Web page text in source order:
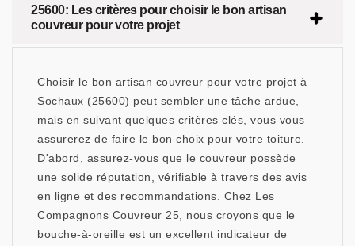
25600: Les critères pour choisir le bon artisan
couvreur pour votre projet
Choisir le bon artisan couvreur pour votre projet à
Sochaux (25600) peut sembler une tâche ardue,
mais en suivant quelques critères clés, vous vous
assurerez de faire le bon choix pour votre toiture.
D'abord, assurez-vous que le couvreur possède
une solide réputation, vérifiable à travers des avis
en ligne et des recommandations. Chez Les
Compagnons Couvreur 25, nous croyons que le
bouche-à-oreille est un excellent indicateur de